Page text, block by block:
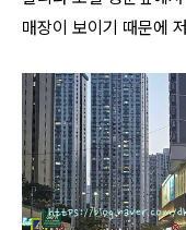
매장이 보이기 때문에